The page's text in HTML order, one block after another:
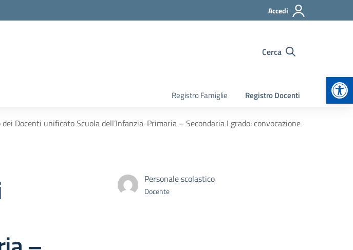
Accedi
Cerca
Registro Famiglie Registro Docenti
dei Docenti unificato Scuola dell’Infanzia-Primaria – Secondaria I grado: convocazione
Personale scolastico
Docente